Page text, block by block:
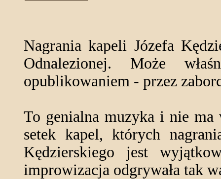
Nagrania kapeli Józefa
Odnalezionej. Może
opublikowaniem - przez
To genialna muzyka i nie ma
setek kapel, których
Kędzierskiego jest
improwizacja odgrywała tak